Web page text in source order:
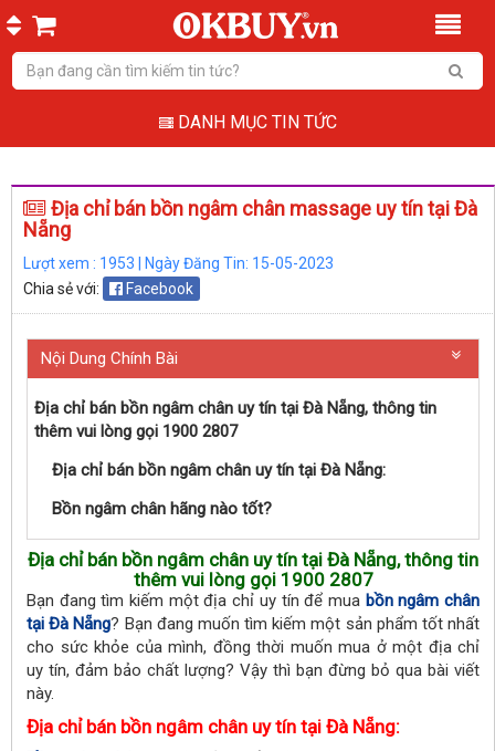
DANH MỤC TIN TỨC
Địa chỉ bán bồn ngâm chân massage uy tín tại Đà
Nẵng
Lượt xem : 1953 | Ngày Đăng Tin: 15-05-2023
Chia sẻ với:
Facebook
Nội Dung Chính Bài
Địa chỉ bán bồn ngâm chân uy tín tại Đà Nẵng, thông tin
thêm vui lòng gọi 1900 2807
Địa chỉ bán bồn ngâm chân uy tín tại Đà Nẵng:
Bồn ngâm chân hãng nào tốt?
Địa chỉ bán bồn ngâm chân uy tín tại Đà Nẵng, thông tin
thêm vui lòng gọi 1900 2807
Bạn đang tìm kiếm một địa chỉ uy tín để mua bồn ngâm chân
tại Đà Nẵng? Bạn đang muốn tìm kiếm một sản phẩm tốt nhất
cho sức khỏe của mình, đồng thời muốn mua ở một địa chỉ
uy tín, đảm bảo chất lượng? Vậy thì bạn đừng bỏ qua bài viết
này.
Địa chỉ bán bồn ngâm chân uy tín tại Đà Nẵng: